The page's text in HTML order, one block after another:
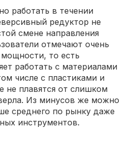
работать в течении
редуктор не
смене направления
отмечают очень
то есть
работать с материалами
числе с пластиками и
не плавятся от слишком
Из минусов же можно
среднего по рынку даже
инструментов.